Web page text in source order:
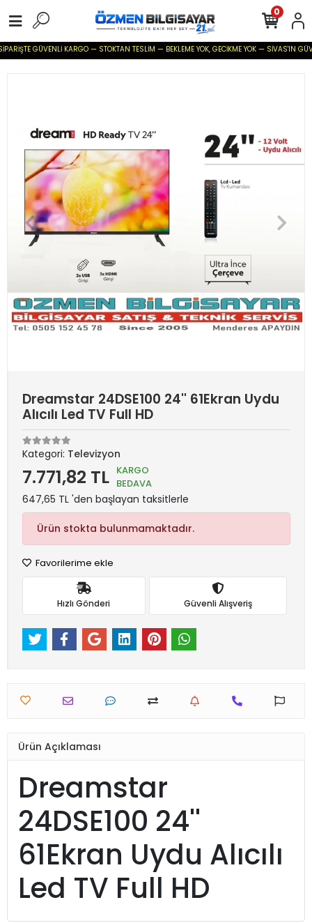
GÜVENLİ KARGO — STOKTAN TESLİM — BEKLEME YOK, GECİKME YOK — SİVAS'IN
0
Dreamstar 24DSE100 24'' 61Ekran Uydu
Alıcılı Led TV Full HD
Kategori: Televizyon
7.771,82 TL KARGO
BEDAVA
647,65 TL 'den başlayan taksitlerle
Ürün stokta bulunmamaktadır.
Favorilerime ekle
Hızlı Gönderi Güvenli Alışveriş
Ürün Açıklaması
Dreamstar
24DSE100 24''
61Ekran Uydu Alıcılı
Led TV Full HD